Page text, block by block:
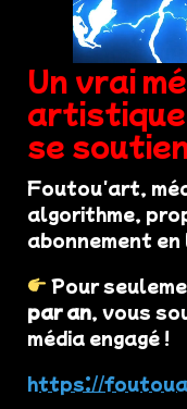
Un vrai
se
Foutou'art,
algorithme,
abonnement en
Pour
par an, vous
média engagé !
https://